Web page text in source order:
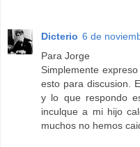
Dicterio 6 de
Para Jorge
Simplemente
esto para discusion.
y lo que respondo
inculque a mi hijo
muchos no hemos